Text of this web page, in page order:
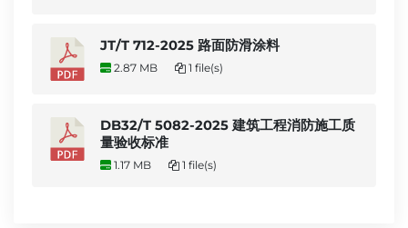
JT/T 712-2025 路面防滑涂料
2.87 MB 1 file(s)
DB32/T 5082-2025 建筑工程消防施工质
量验收标准
1.17 MB 1 file(s)